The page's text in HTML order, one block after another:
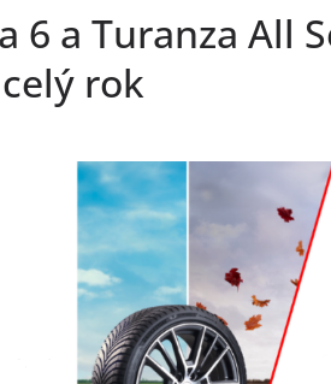
6 a Turanza All
rok